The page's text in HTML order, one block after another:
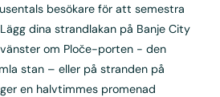
besökare för att semestra
dina strandlakan på Banje City
om Ploče-porten - den
stan – eller på stranden på
en halvtimmes promenad